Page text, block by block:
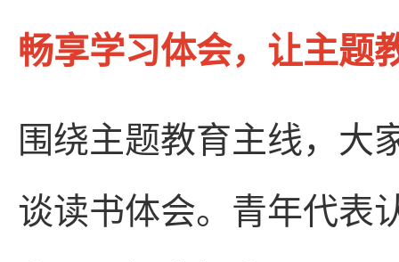
畅享学习体会，让主题
围绕主题教育主线，大
谈读书体会。青年代表